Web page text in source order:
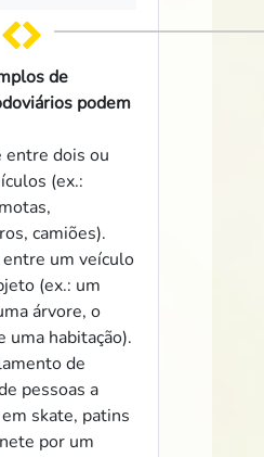
de
podem
entre dois ou
(ex.:
camiões).
entre um veículo
(ex.: um
árvore, o
uma habitação).
de
pessoas a
skate, patins
por um